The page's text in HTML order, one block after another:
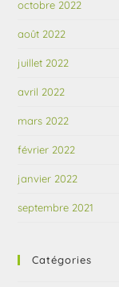
octobre 2022
août 2022
juillet 2022
avril 2022
mars 2022
février 2022
janvier 2022
septembre 2021
Catégories